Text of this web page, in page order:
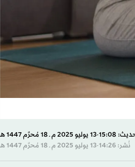
م ـ 18 مُحرَّم 1447 هـ
نُشر: 14:26-13 يوليو 2025 م ـ 18 مُحرَّم 1447 هـ